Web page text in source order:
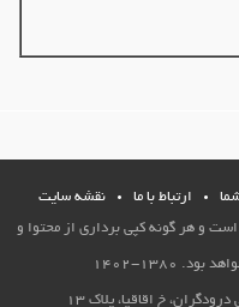
ارتباط با ما
نقشه سایت
و هر گونه کپی برداری از محتوا و
1380-1402
خ اقاقیا، پلاک 13